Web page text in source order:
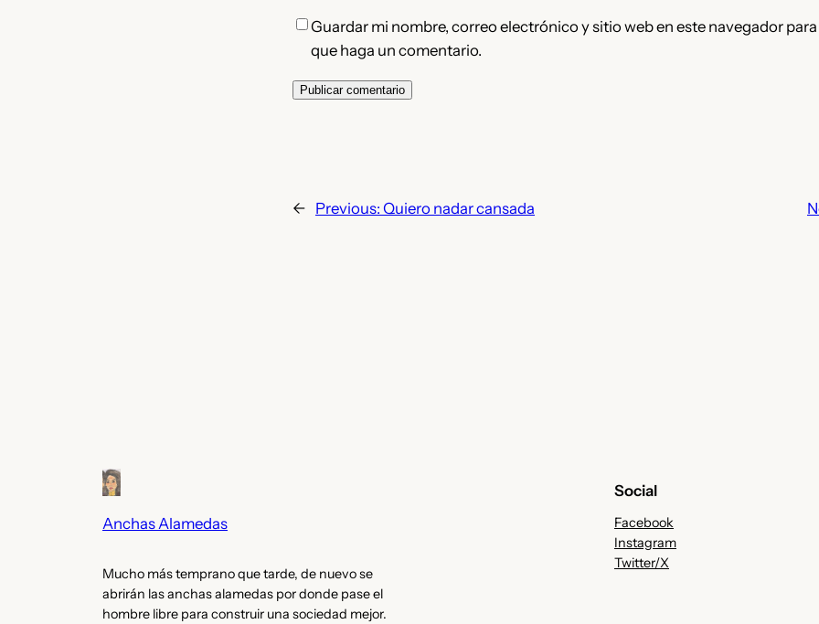
Guardar mi nombre, correo electrónico y sitio web en este navegador
que haga un comentario.
← Previous: Quiero nadar cansada
Anchas Alamedas
Mucho más temprano que tarde, de nuevo se
abrirán las anchas alamedas por donde pase el
hombre libre para construir una sociedad mejor.
Social
Facebook
Instagram
Twitter/X